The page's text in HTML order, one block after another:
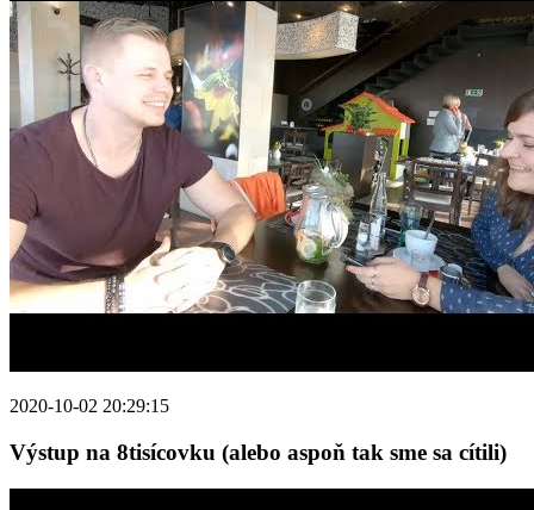
2020-10-02 20:29:15
Výstup na 8tisícovku (alebo aspoň tak sme sa cítili)